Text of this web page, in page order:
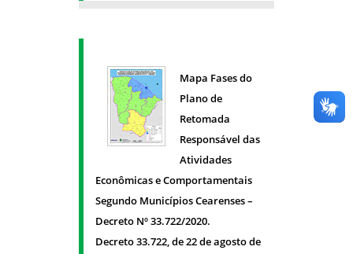
Mapa Fases do
Plano de
Retomada
Responsável das
Atividades
Econômicas e Comportamentais
Segundo Municípios Cearenses –
Decreto Nº 33.722/2020.
Decreto 33.722, de 22 de agosto de